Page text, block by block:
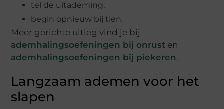
tel de uitademing;
begin opnieuw bij tien.
Meer gerichte uitleg vind je bij
ademhalingsoefeningen bij onrust en
ademhalingsoefeningen bij piekeren.
Langzaam ademen voor het
slapen